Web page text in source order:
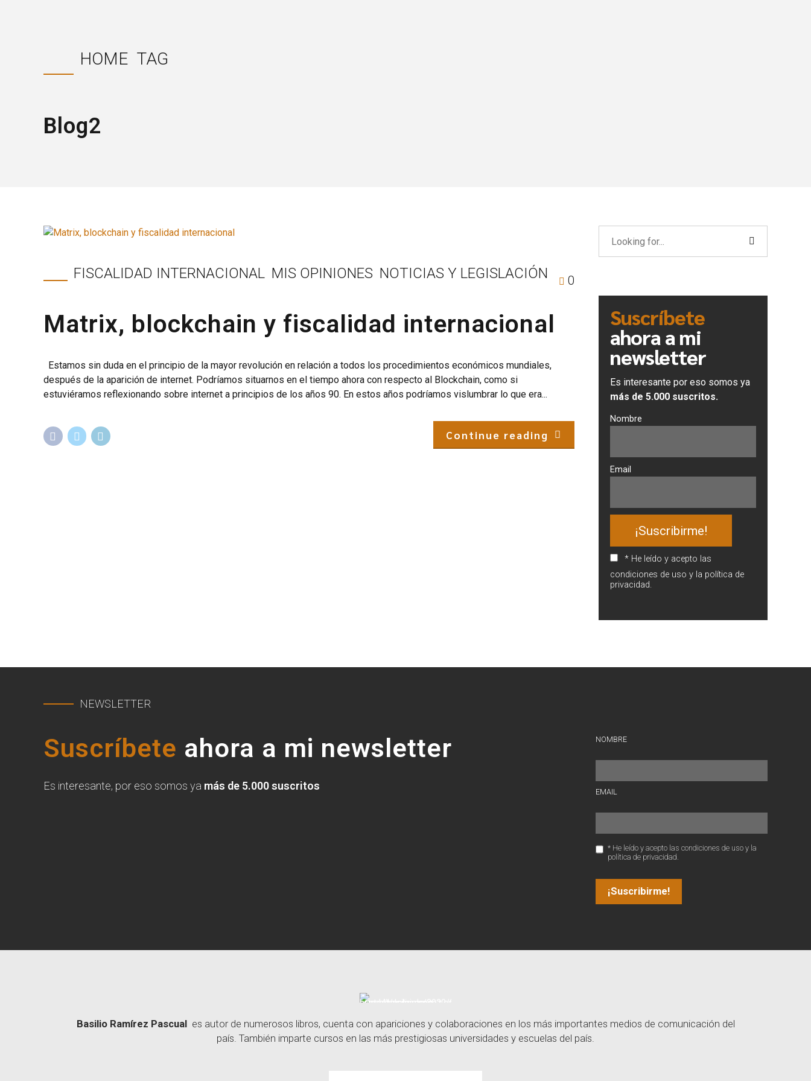
HOME TAG
Blog2
FISCALIDAD INTERNACIONAL MIS OPINIONES NOTICIAS Y LEGISLACIÓN 0
Matrix, blockchain y fiscalidad internacional
Estamos sin duda en el principio de la mayor revolución en relación a todos los procedimientos económicos mundiales,
después de la aparición de internet. Podríamos situarnos en el tiempo ahora con respecto al Blockchain, como si
estuviéramos reflexionando sobre internet a principios de los años 90. En estos años podríamos vislumbrar lo que era...
Continue reading
Suscríbete
ahora a mi
newsletter
Es interesante por eso somos ya
más de 5.000 suscritos.
Nombre
Email
* He leído y acepto las
condiciones de uso y la política de
privacidad.
NEWSLETTER
Suscríbete ahora a mi newsletter
Es interesante, por eso somos ya más de 5.000 suscritos
NOMBRE
EMAIL
* He leído y acepto las condiciones de uso y la
política de privacidad.
Basilio Ramírez Pascuales autor de numerosos libros, cuenta con apariciones y colaboraciones en los más importantes medios de comunicación del
país. También imparte cursos en las más prestigiosas universidades y escuelas del país.